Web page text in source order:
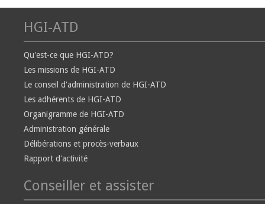
HGI-ATD
Qu'est-ce que HGI-ATD?
Les missions de HGI-ATD
Le conseil d'administration de HGI-ATD
Les adhérents de HGI-ATD
Organigramme de HGI-ATD
Administration générale
Délibérations et procès-verbaux
Rapport d'activité
Conseiller et assister